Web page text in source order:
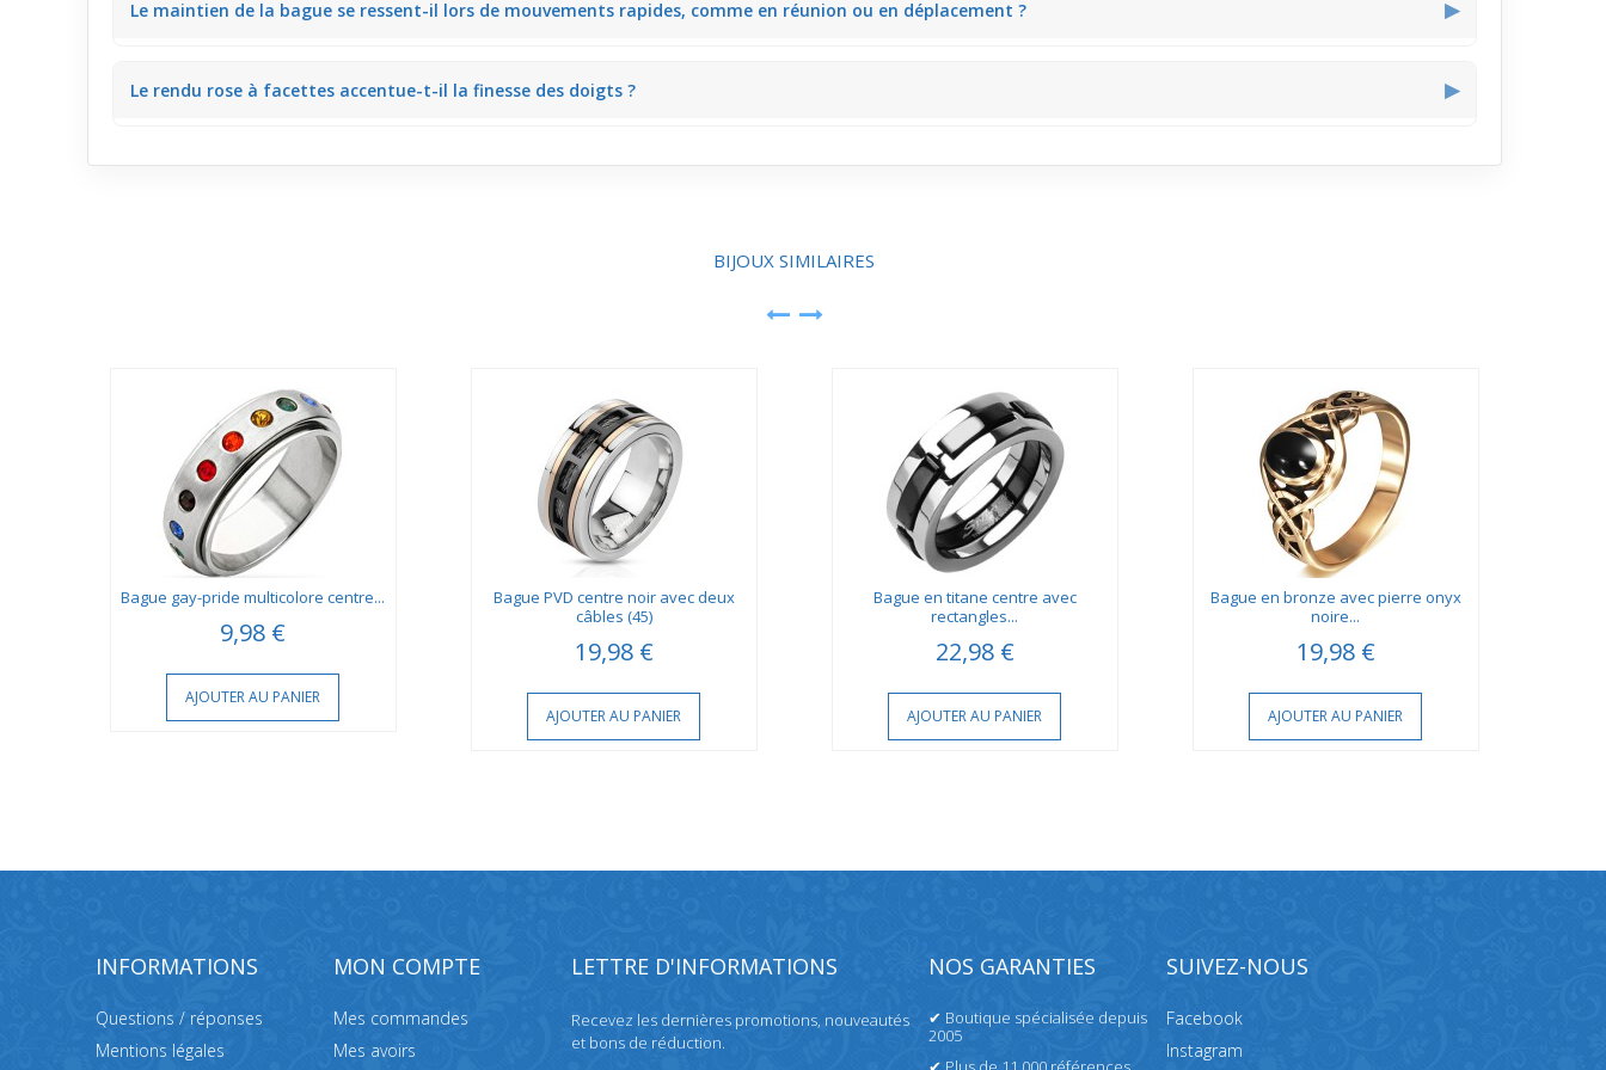
téléphone sans devoir la réajuster constamment.
Le maintien de la bague se ressent-il lors de mouvements rapides, comme en réunion ou en déplacement ? ▶
distractions gênantes.
Le rendu rose à facettes accentue-t-il la finesse des doigts ? ▶
sans surcharge.
BIJOUX SIMILAIRES
Bague gay-pride multicolore centre...
9,98 €
AJOUTER AU PANIER
Bague PVD centre noir avec deux
câbles (45)
19,98 €
AJOUTER AU PANIER
Bague en titane centre avec
rectangles...
22,98 €
AJOUTER AU PANIER
Bague en bronze avec pierre onyx
noire...
19,98 €
AJOUTER AU PANIER
INFORMATIONS
Questions / réponses
Mentions légales
MON COMPTE
Mes commandes
Mes avoirs
LETTRE D'INFORMATIONS
Recevez les dernières promotions, nouveautés
et bons de réduction.
NOS GARANTIES
✔ Boutique spécialisée depuis
2005
SUIVEZ-NOUS
Facebook
Instagram